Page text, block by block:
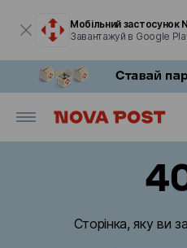
Мобільний застосунок
Завантажуй в Google
Сторінка, яку ви